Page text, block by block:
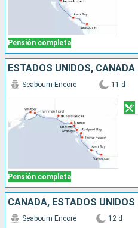
Pensión completa
ESTADOS UNIDOS, CANADÁ
Pensión completa
Seabourn Encore 11 d
CANADÁ, ESTADOS UNIDOS
Seabourn Encore 12 d